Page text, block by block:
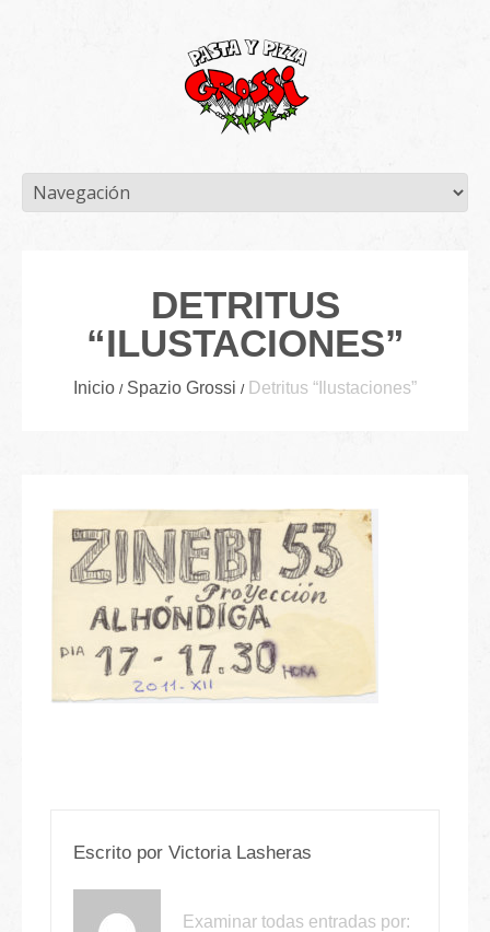
DETRITUS
“ILUSTACIONES”
Inicio Spazio Grossi Detritus “Ilustaciones”
Escrito por Victoria Lasheras
Examinar todas entradas por: